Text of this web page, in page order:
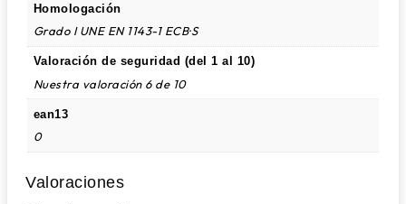
Homologación
Grado I UNE EN 1143-1 ECB·S
Valoración de seguridad (del 1 al 10)
Nuestra valoración 6 de 10
ean13
0
Valoraciones